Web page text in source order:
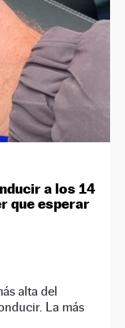
a los 14
que esperar
alta del
La más